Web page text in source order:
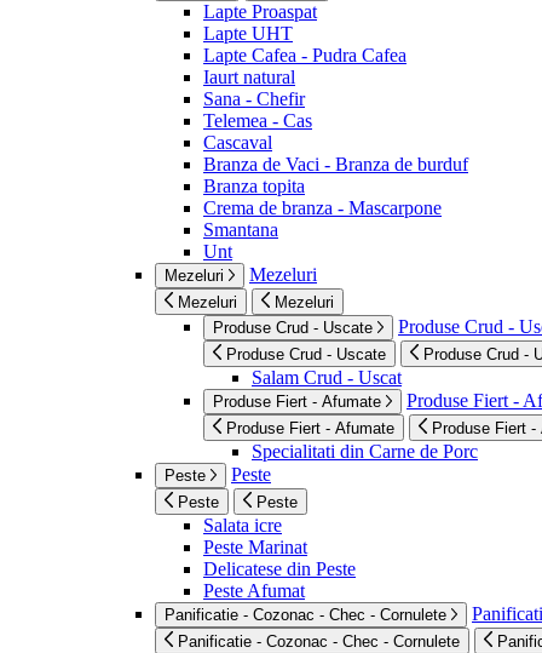
Lapte Proaspat
Lapte UHT
Lapte Cafea - Pudra Cafea
Iaurt natural
Sana - Chefir
Telemea - Cas
Cascaval
Branza de Vaci - Branza de burduf
Branza topita
Crema de branza - Mascarpone
Smantana
Unt
Mezeluri Mezeluri
Mezeluri
Mezeluri
Produse Crud - Uscate
Produse Crud -
Produse Crud - Uscate Produse Crud -
Salam Crud - Uscat
Produse Fiert - Afumate Produse Fiert -
Produse Fiert - Afumate Produse Fiert -
Specialitati din Carne de Porc
Peste Peste
Peste Peste
Salata icre
Peste Marinat
Delicatese din Peste
Peste Afumat
Panificatie - Cozonac - Chec - Cornulete
Panificatie - Cozonac - Chec - Cornulete